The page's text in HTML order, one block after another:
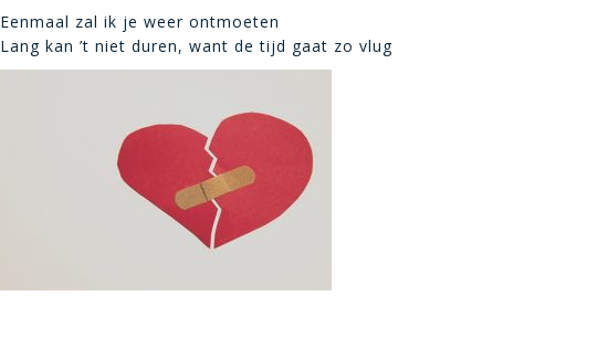
Eenmaal zal ik je weer ontmoeten
Lang kan ’t niet duren, want de tijd gaat zo vlug